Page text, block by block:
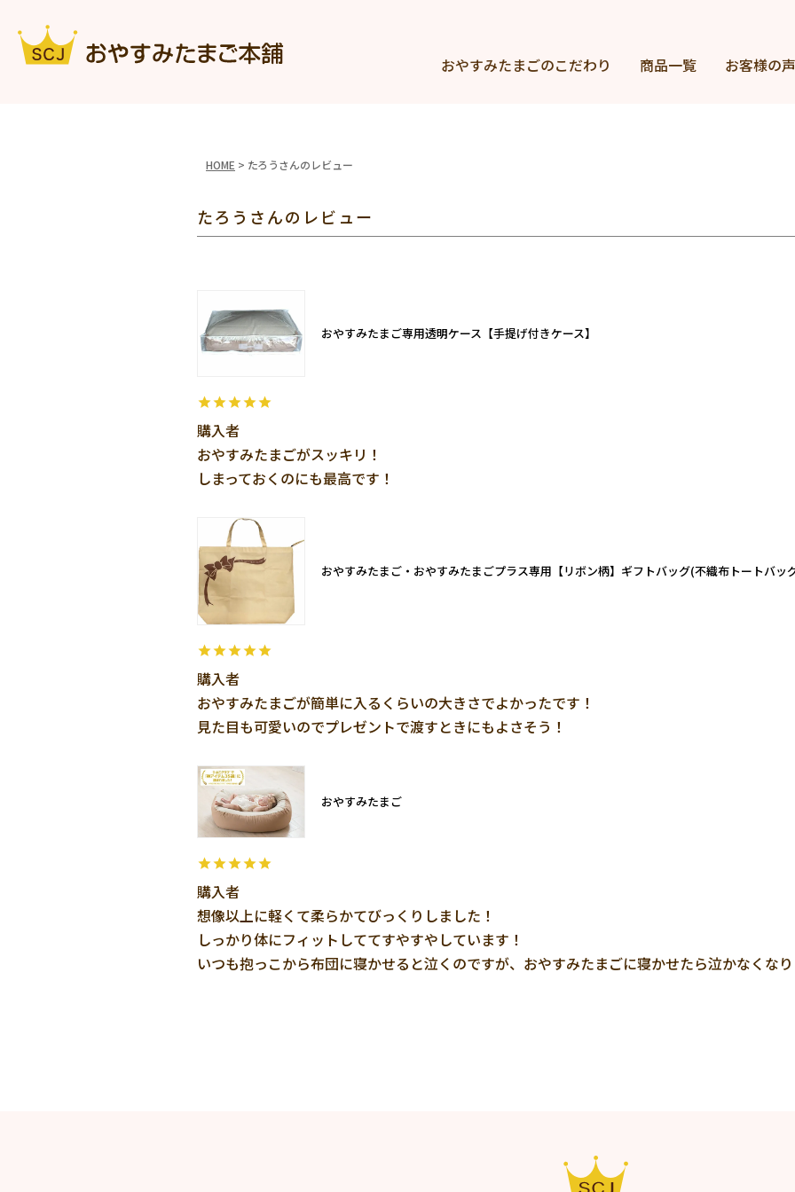
おやすみたまごのこだわり 商品一覧 お客様の
HOME たろうさんのレビュー
たろうさんのレビュー
おやすみたまご専用透明ケース【手提げ付きケース】
購入者
おやすみたまごがスッキリ！
しまっておくのにも最高です！
おやすみたまご・おやすみたまごプラス専用【リボン柄】ギフトバッグ(不織布トートバッ
購入者
おやすみたまごが簡単に入るくらいの大きさでよかったです！
見た目も可愛いのでプレゼントで渡すときにもよさそう！
おやすみたまご
購入者
想像以上に軽くて柔らかてびっくりしました！
しっかり体にフィットしててすやすやしています！
いつも抱っこから布団に寝かせると泣くのですが、おやすみたまごに寝かせたら泣かなくな